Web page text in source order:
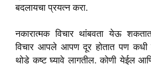
बदलायचा प्रयत्न करा.
नकारात्मक विचार थांबवता येऊ
विचार आपले आपण दूर होतात पण कधी
थोडे कष्ट घ्यावे लागतील. कोणी येईल